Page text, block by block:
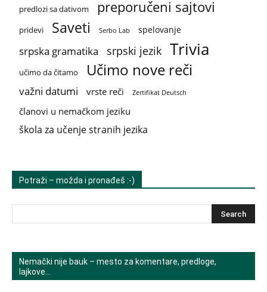
predlozi sa dativom preporučeni sajtovi
pridevi Saveti Serbo Lab spelovanje
srpska gramatika srpski jezik Trivia
učimo da čitamo Učimo nove reči
važni datumi vrste reči Zertifikat Deutsch
članovi u nemačkom jeziku
škola za učenje stranih jezika
Potraži – možda i pronađeš :-)
Nemački nije bauk – mesto za komentare, predloge,
lajkove…